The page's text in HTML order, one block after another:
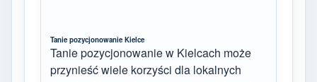
Tanie pozycjonowanie Kielce
Tanie pozycjonowanie w Kielcach może
przynieść wiele korzyści dla lokalnych